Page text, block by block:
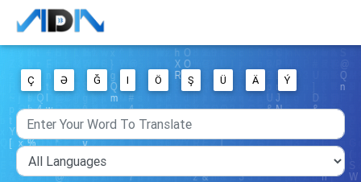
Ç Ə Ğ I Ö Ş Ü Ä Ý